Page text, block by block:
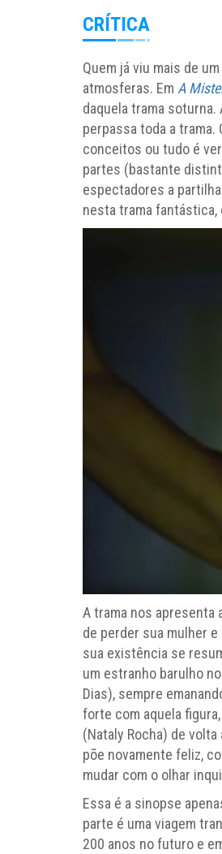
CRÍTICA
Quem já viu mais de
atmosferas. Em A
daquela trama soturna.
perpassa toda a trama.
conceitos ou tudo é
partes (bastante
espectadores a
nesta trama
A trama nos apresenta
de perder sua mulher
sua existência se
um estranho barulho
Dias), sempre
forte com aquela
(Nataly Rocha) de
põe novamente feliz,
mudar com o olhar
Essa é a sinopse
parte é uma viagem
200 anos no futuro e